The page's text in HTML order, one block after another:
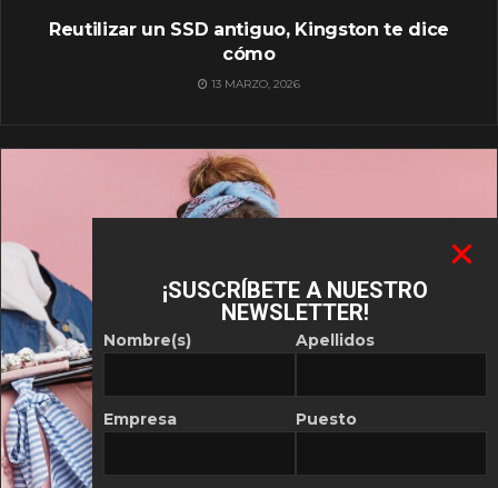
Reutilizar un SSD antiguo, Kingston te dice
cómo
13 MARZO, 2026
¡SUSCRÍBETE A NUESTRO
NEWSLETTER!
Nombre(s)
Empresa
Apellidos
Puesto